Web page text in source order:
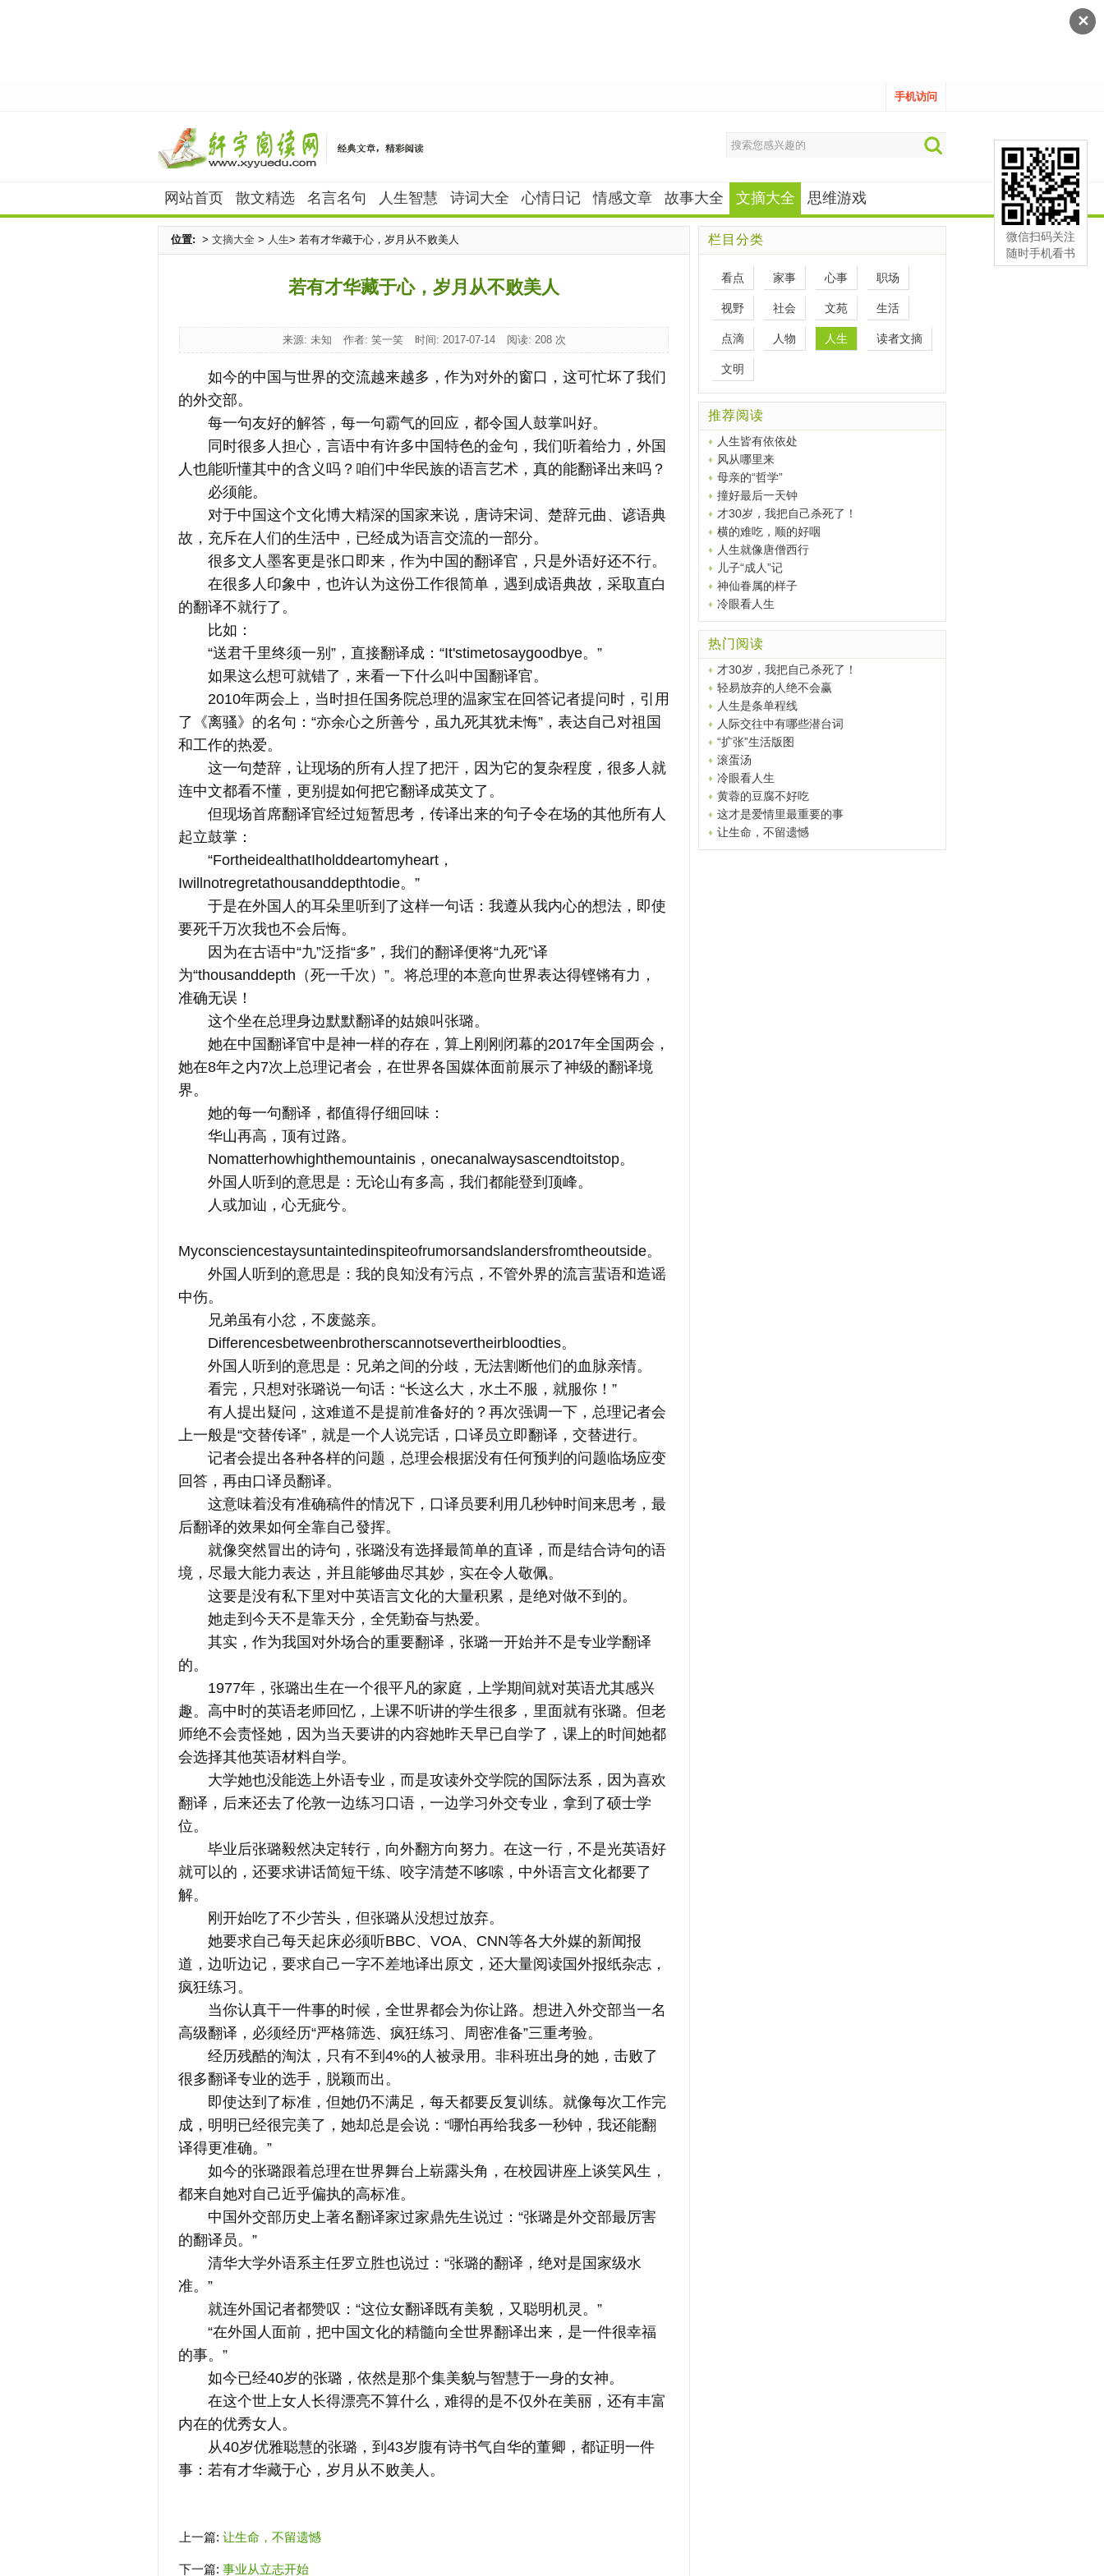
✕
手机访问
网站首页 散文精选 名言名句 人生智慧 诗词大全 心情日记 情感文章 故事大全 文摘大全 思维游戏
位置: > 文摘大全 > 人生> 若有才华藏于心，岁月从不败美人
若有才华藏于心，岁月从不败美人
来源: 未知 作者: 笑一笑 时间: 2017-07-14 阅读: 208 次
如今的中国与世界的交流越来越多，作为对外的窗口，这可忙坏了我们
的外交部。
每一句友好的解答，每一句霸气的回应，都令国人鼓掌叫好。
同时很多人担心，言语中有许多中国特色的金句，我们听着给力，外国
人也能听懂其中的含义吗？咱们中华民族的语言艺术，真的能翻译出来吗？
必须能。
对于中国这个文化博大精深的国家来说，唐诗宋词、楚辞元曲、谚语典
故，充斥在人们的生活中，已经成为语言交流的一部分。
很多文人墨客更是张口即来，作为中国的翻译官，只是外语好还不行。
在很多人印象中，也许认为这份工作很简单，遇到成语典故，采取直白
的翻译不就行了。
比如：
“送君千里终须一别”，直接翻译成：“It'stimetosaygoodbye。”
如果这么想可就错了，来看一下什么叫中国翻译官。
2010年两会上，当时担任国务院总理的温家宝在回答记者提问时，引用
了《离骚》的名句：“亦余心之所善兮，虽九死其犹未悔”，表达自己对祖国
和工作的热爱。
这一句楚辞，让现场的所有人捏了把汗，因为它的复杂程度，很多人就
连中文都看不懂，更别提如何把它翻译成英文了。
但现场首席翻译官经过短暂思考，传译出来的句子令在场的其他所有人
起立鼓掌：
“FortheidealthatIholddeartomyheart，
Iwillnotregretathousanddepthtodie。”
于是在外国人的耳朵里听到了这样一句话：我遵从我内心的想法，即使
要死千万次我也不会后悔。
因为在古语中“九”泛指“多”，我们的翻译便将“九死”译
为“thousanddepth（死一千次）”。将总理的本意向世界表达得铿锵有力，
准确无误！
这个坐在总理身边默默翻译的姑娘叫张璐。
她在中国翻译官中是神一样的存在，算上刚刚闭幕的2017年全国两会，
她在8年之内7次上总理记者会，在世界各国媒体面前展示了神级的翻译境
界。
她的每一句翻译，都值得仔细回味：
华山再高，顶有过路。
Nomatterhowhighthemountainis，onecanalwaysascendtoitstop。
外国人听到的意思是：无论山有多高，我们都能登到顶峰。
人或加讪，心无疵兮。
Myconsciencestaysuntaintedinspiteofrumorsandslandersfromtheoutside。
外国人听到的意思是：我的良知没有污点，不管外界的流言蜚语和造谣
中伤。
兄弟虽有小忿，不废懿亲。
Differencesbetweenbrotherscannotsevertheirbloodties。
外国人听到的意思是：兄弟之间的分歧，无法割断他们的血脉亲情。
看完，只想对张璐说一句话：“长这么大，水土不服，就服你！”
有人提出疑问，这难道不是提前准备好的？再次强调一下，总理记者会
上一般是“交替传译”，就是一个人说完话，口译员立即翻译，交替进行。
记者会提出各种各样的问题，总理会根据没有任何预判的问题临场应变
回答，再由口译员翻译。
这意味着没有准确稿件的情况下，口译员要利用几秒钟时间来思考，最
后翻译的效果如何全靠自己發挥。
就像突然冒出的诗句，张璐没有选择最简单的直译，而是结合诗句的语
境，尽最大能力表达，并且能够曲尽其妙，实在令人敬佩。
这要是没有私下里对中英语言文化的大量积累，是绝对做不到的。
她走到今天不是靠天分，全凭勤奋与热爱。
其实，作为我国对外场合的重要翻译，张璐一开始并不是专业学翻译
的。
1977年，张璐出生在一个很平凡的家庭，上学期间就对英语尤其感兴
趣。高中时的英语老师回忆，上课不听讲的学生很多，里面就有张璐。但老
师绝不会责怪她，因为当天要讲的内容她昨天早已自学了，课上的时间她都
会选择其他英语材料自学。
大学她也没能选上外语专业，而是攻读外交学院的国际法系，因为喜欢
翻译，后来还去了伦敦一边练习口语，一边学习外交专业，拿到了硕士学
位。
毕业后张璐毅然决定转行，向外翻方向努力。在这一行，不是光英语好
就可以的，还要求讲话简短干练、咬字清楚不哆嗦，中外语言文化都要了
解。
刚开始吃了不少苦头，但张璐从没想过放弃。
她要求自己每天起床必须听BBC、VOA、CNN等各大外媒的新闻报
道，边听边记，要求自己一字不差地译出原文，还大量阅读国外报纸杂志，
疯狂练习。
当你认真干一件事的时候，全世界都会为你让路。想进入外交部当一名
高级翻译，必须经历“严格筛选、疯狂练习、周密准备”三重考验。
经历残酷的淘汰，只有不到4%的人被录用。非科班出身的她，击败了
很多翻译专业的选手，脱颖而出。
即使达到了标准，但她仍不满足，每天都要反复训练。就像每次工作完
成，明明已经很完美了，她却总是会说：“哪怕再给我多一秒钟，我还能翻
译得更准确。”
如今的张璐跟着总理在世界舞台上崭露头角，在校园讲座上谈笑风生，
都来自她对自己近乎偏执的高标准。
中国外交部历史上著名翻译家过家鼎先生说过：“张璐是外交部最厉害
的翻译员。”
清华大学外语系主任罗立胜也说过：“张璐的翻译，绝对是国家级水
准。”
就连外国记者都赞叹：“这位女翻译既有美貌，又聪明机灵。”
“在外国人面前，把中国文化的精髓向全世界翻译出来，是一件很幸福
的事。”
如今已经40岁的张璐，依然是那个集美貌与智慧于一身的女神。
在这个世上女人长得漂亮不算什么，难得的是不仅外在美丽，还有丰富
内在的优秀女人。
从40岁优雅聪慧的张璐，到43岁腹有诗书气自华的董卿，都证明一件
事：若有才华藏于心，岁月从不败美人。
上一篇: 让生命，不留遗憾
下一篇: 事业从立志开始
栏目分类
看点 家事 心事 职场
视野 社会 文苑 生活
点滴 人物 人生 读者文摘
文明
推荐阅读
人生皆有依依处
风从哪里来
母亲的“哲学”
撞好最后一天钟
才30岁，我把自己杀死了！
横的难吃，顺的好咽
人生就像唐僧西行
儿子“成人”记
神仙眷属的样子
冷眼看人生
热门阅读
才30岁，我把自己杀死了！
轻易放弃的人绝不会赢
人生是条单程线
人际交往中有哪些潜台词
“扩张”生活版图
滚蛋汤
冷眼看人生
黄蓉的豆腐不好吃
这才是爱情里最重要的事
让生命，不留遗憾
微信扫码关注
随时手机看书